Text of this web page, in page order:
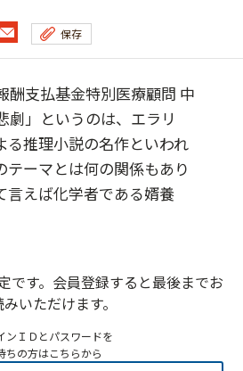
保存
酬支払基金特別医療顧問 中
」というのは、エラリ
る推理小説の名作といわれ
テーマとは何の関係もあり
言えば化学者である婿養
です。会員登録すると最後までお
いただけます。
ンＩＤとパスワードを
ちの方はこちらから